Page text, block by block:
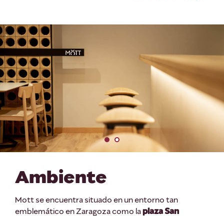
Ambiente
Mott se encuentra situado en un entorno tan
emblemático en Zaragoza como laplaza San